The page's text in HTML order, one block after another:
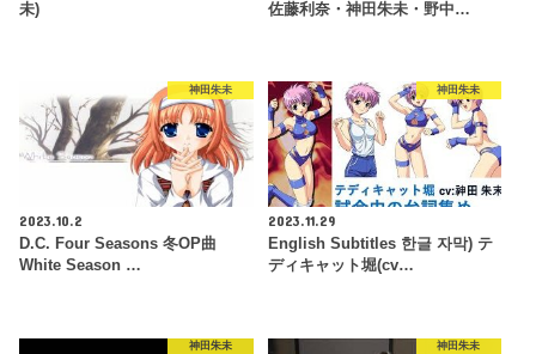
未)
佐藤利奈・神田朱未・野中…
神田朱未
2023.10.2
D.C. Four Seasons 冬OP曲
White Season …
神田朱未
2023.11.29
English Subtitles 한글 자막) テ
ディキャット堀(cv…
神田朱未 神田朱未